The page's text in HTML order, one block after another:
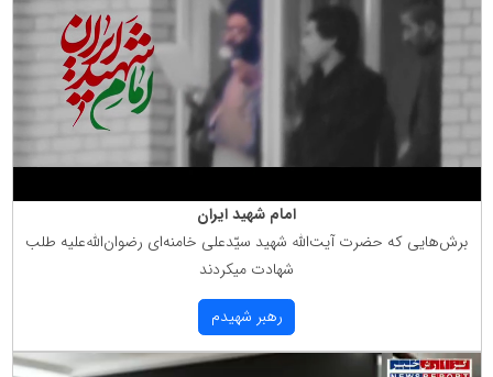
امام شهید ایران
برش‌هایی كه حضرت آیت‌الله شهید سیّدعلی خامنه‌ای رضوان‌الله‌علیه طلب
شهادت میكردند
رهبر شهیدم